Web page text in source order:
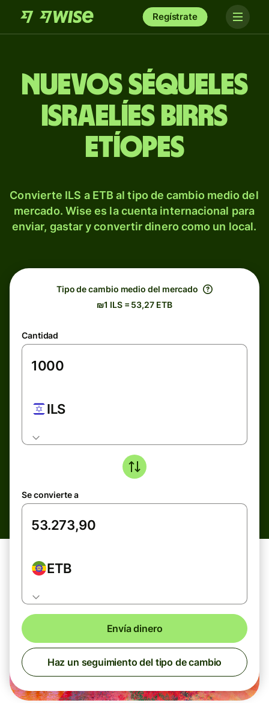
Regístrate
Nuevos séqueles
israelíes birrs
etíopes
Convierte ILS a ETB al tipo de cambio medio del
mercado. Wise es la cuenta internacional para
enviar, gastar y convertir dinero como un local.
Tipo de cambio medio del mercado
₪1 ILS = 53,27 ETB
Cantidad
ILS
Se convierte a
ETB
Envía dinero
Haz un seguimiento del tipo de cambio